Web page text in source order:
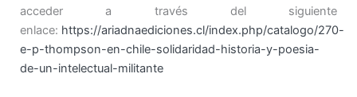
acceder a través del siguiente
enlace: https://ariadnaediciones.cl/index.php/catalogo/270-
e-p-thompson-en-chile-solidaridad-historia-y-poesia-
de-un-intelectual-militante